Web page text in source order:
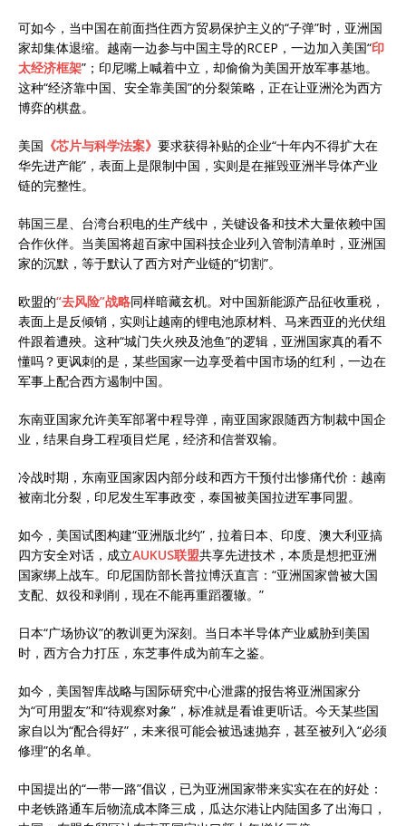
可如今，当中国在前面挡住西方贸易保护主义的“子弹”时，亚洲国
家却集体退缩。越南一边参与中国主导的RCEP，一边加入美国“印
太经济框架”；印尼嘴上喊着中立，却偷偷为美国开放军事基地。
这种“经济靠中国、安全靠美国”的分裂策略，正在让亚洲沦为西方
博弈的棋盘。
美国 《芯片与科学法案》 要求获得补贴的企业“十年内不得扩大在
华先进产能”，表面上是限制中国，实则是在摧毁亚洲半导体产业
链的完整性。
韩国三星、台湾台积电的生产线中，关键设备和技术大量依赖中国
合作伙伴。当美国将超百家中国科技企业列入管制清单时，亚洲国
家的沉默，等于默认了西方对产业链的“切割”。
欧盟的“去风险”战略同样暗藏玄机。对中国新能源产品征收重税，
表面上是反倾销，实则让越南的锂电池原材料、马来西亚的光伏组
件跟着遭殃。这种“城门失火殃及池鱼”的逻辑，亚洲国家真的看不
懂吗？更讽刺的是，某些国家一边享受着中国市场的红利，一边在
军事上配合西方遏制中国。
东南亚国家允许美军部署中程导弹，南亚国家跟随西方制裁中国企
业，结果自身工程项目烂尾，经济和信誉双输。
冷战时期，东南亚国家因内部分歧和西方干预付出惨痛代价：越南
被南北分裂，印尼发生军事政变，泰国被美国拉进军事同盟。
如今，美国试图构建“亚洲版北约”，拉着日本、印度、澳大利亚搞
四方安全对话，成立AUKUS联盟共享先进技术，本质是想把亚洲
国家绑上战车。印尼国防部长普拉博沃直言：“亚洲国家曾被大国
支配、奴役和剥削，现在不能再重蹈覆辙。”
日本“广场协议”的教训更为深刻。当日本半导体产业威胁到美国
时，西方合力打压，东芝事件成为前车之鉴。
如今，美国智库战略与国际研究中心泄露的报告将亚洲国家分
为“可用盟友”和“待观察对象”，标准就是看谁更听话。今天某些国
家自以为“配合得好”，未来很可能会被迅速抛弃，甚至被列入“必须
修理”的名单。
中国提出的“一带一路”倡议，已为亚洲国家带来实实在在的好处：
中老铁路通车后物流成本降三成，瓜达尔港让内陆国多了出海口，